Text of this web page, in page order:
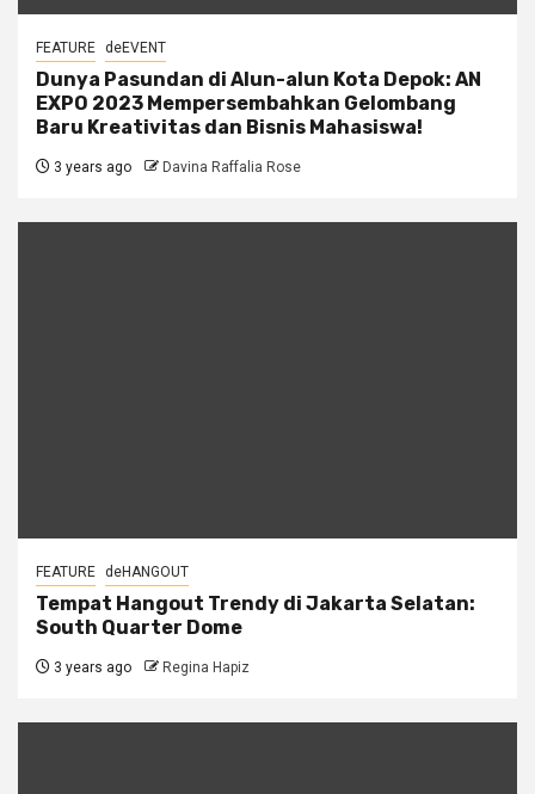
FEATURE deEVENT
Dunya Pasundan di Alun-alun Kota Depok: AN
EXPO 2023 Mempersembahkan Gelombang
Baru Kreativitas dan Bisnis Mahasiswa!
3 years ago Davina Raffalia Rose
FEATURE deHANGOUT
Tempat Hangout Trendy di Jakarta Selatan:
South Quarter Dome
3 years ago Regina Hapiz